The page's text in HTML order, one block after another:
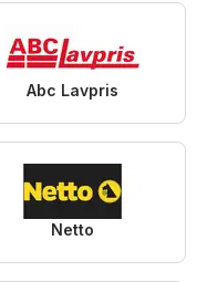
Abc Lavpris
Netto